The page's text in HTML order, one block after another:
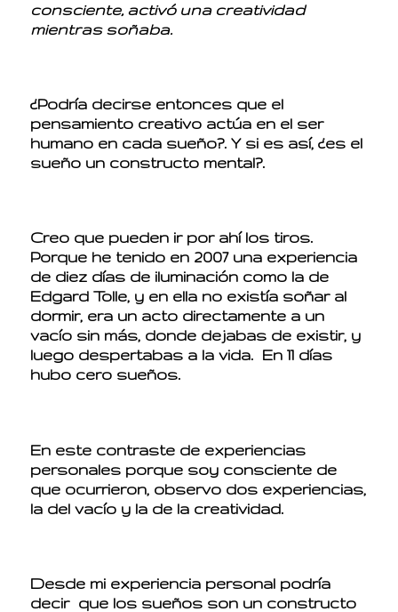
consciente, activó una creatividad
mientras soñaba.
¿Podría decirse entonces que el
pensamiento creativo actúa en el ser
humano en cada sueño?. Y si es así, ¿es el
sueño un constructo mental?.
Creo que pueden ir por ahí los tiros.
Porque he tenido en 2007 una experiencia
de diez días de iluminación como la de
Edgard Tolle, y en ella no existía soñar al
dormir, era un acto directamente a un
vacío sin más, donde dejabas de existir, y
luego despertabas a la vida. En 11 días
hubo cero sueños.
En este contraste de experiencias
personales porque soy consciente de
que ocurrieron, observo dos experiencias,
la del vacío y la de la creatividad.
Desde mi experiencia personal podría
decir que los sueños son un constructo